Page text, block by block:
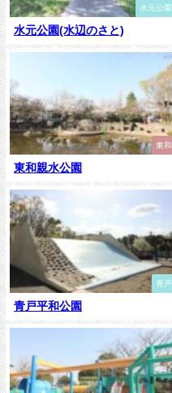
水元公園
水元公園(水辺のさと)
東和
東和親水公園
青戸
青戸平和公園